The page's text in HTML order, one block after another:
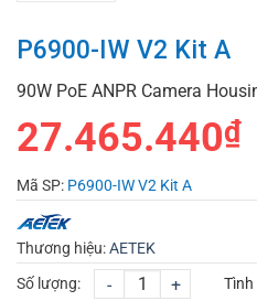
P6900-IW V2 Kit A
90W PoE ANPR Camera
27.465.440₫
Mã SP: P6900-IW V2 Kit A
Thương hiệu:AETEK
Số lượng:
- +